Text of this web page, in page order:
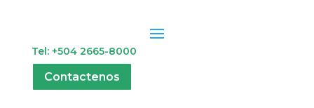
Tel: +504 2665-8000
Contactenos